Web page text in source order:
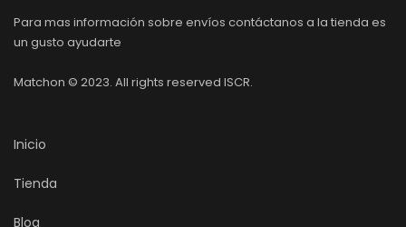
Para mas información sobre envíos contáctanos a la tienda es
un gusto ayudarte
Matchon © 2023. All rights reserved ISCR.
Inicio
Tienda
Blog